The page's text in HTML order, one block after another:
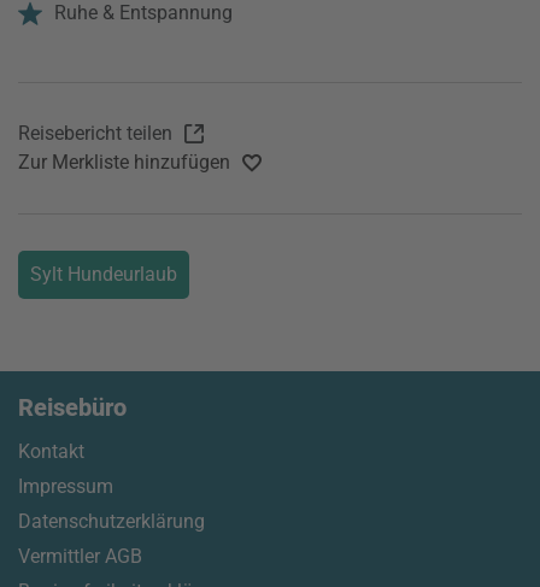
Ruhe & Entspannung
Reisebericht teilen
Zur Merkliste hinzufügen
Sylt Hundeurlaub
Reisebüro
Kontakt
Impressum
Datenschutzerklärung
Vermittler AGB